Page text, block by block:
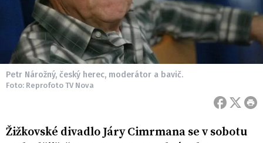
Petr Nárožný, český herec, moderátor a bavič.
Foto: Reprofoto TV Nova
Žižkovské divadlo Járy Cimrmana se v sobotu